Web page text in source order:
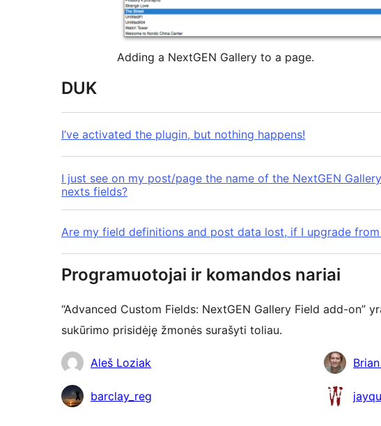
Adding a NextGEN Gallery to a page.
DUK
I’ve activated the plugin, but nothing happens!
I just see on my post/page the name of the NextGEN
nexts fields?
Are my field definitions and post data lost, if I upgrade
Programuotojai ir komandos nariai
“Advanced Custom Fields: NextGEN Gallery Field add-on”
sukūrimo prisidėję žmonės surašyti toliau.
AutoriaiAleš Loziak
barclay_reg